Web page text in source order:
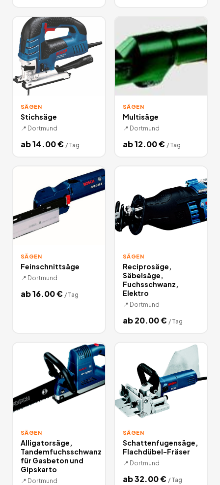
SÄGEN
Stichsäge
📍 Dortmund
ab14.00€ / Tag
SÄGEN
Multisäge
📍 Dortmund
ab12.00€ / Tag
SÄGEN
Feinschnittsäge
📍 Dortmund
ab16.00€ / Tag
SÄGEN
Reciprosäge,
Säbelsäge,
Fuchsschwanz,
Elektro
📍 Dortmund
ab20.00€ / Tag
SÄGEN
Alligatorsäge,
Tandemfuchsschwanz
für Gasbeton und
Gipskarto
📍 Dortmund
SÄGEN
Schattenfugensäge,
Flachdübel-Fräser
📍 Dortmund
ab32.00€ / Tag